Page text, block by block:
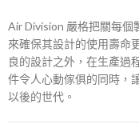
Air Division 嚴格把關每個
來確保其設計的使用壽命
良的設計之外，在生產過
件令人心動傢俱的同時，
以後的世代。